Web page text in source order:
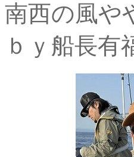
南西の風や
ｂｙ船長有